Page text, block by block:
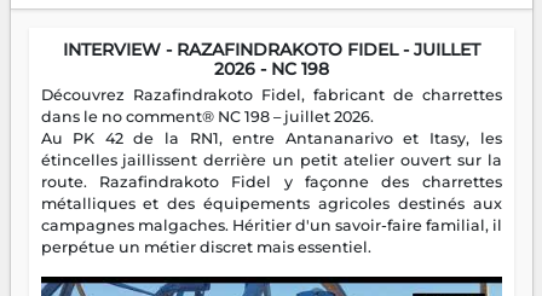
INTERVIEW - RAZAFINDRAKOTO FIDEL - JUILLET
2026 - NC 198
Découvrez Razafindrakoto Fidel, fabricant de charrettes
dans le no comment® NC 198 – juillet 2026.
Au PK 42 de la RN1, entre Antananarivo et Itasy, les
étincelles jaillissent derrière un petit atelier ouvert sur la
route. Razafindrakoto Fidel y façonne des charrettes
métalliques et des équipements agricoles destinés aux
campagnes malgaches. Héritier d'un savoir-faire familial, il
perpétue un métier discret mais essentiel.